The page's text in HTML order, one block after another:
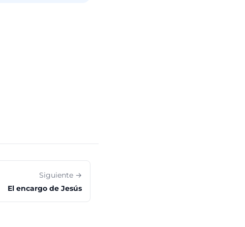
Siguiente →
El encargo de Jesús